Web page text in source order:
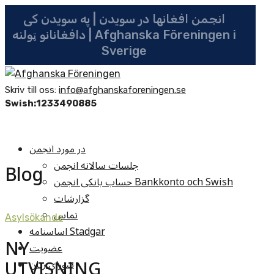
انجمن افغانها در سویدن | په سویدن کی
دافغانانو ټولنه | Afghanska Föreningen i
Sverige
Skriv till oss: info@afghanskaforeningen.se
Swish:1233490885
در مورد انجمن
جلسات سالانه انجمن
حساب بانکی انجمن Bankkonto och Swish
گزارشات
تماس
اساسنامه Stadgar
عضویت
شوراي زنان
Blog
Asylsökande
NY